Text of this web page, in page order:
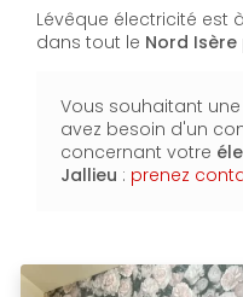
Lévêque électricité est
dans tout le Nord
Vous souhaitant
avez besoin d'un
concernant votre
Jallieu : prenez